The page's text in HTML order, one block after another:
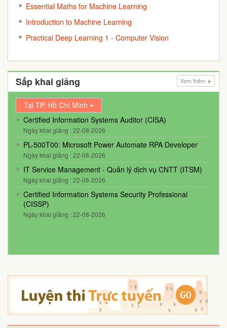
Essential Maths for Machine Learning
Introduction to Machine Learning
Practical Deep Learning 1 - Computer Vision
Sắp khai giảng Xem thêm
Tại TP. Hồ Chí Minh
Certified Information Systems Auditor (CISA)
Ngày khai giảng : 22-08-2026
PL-500T00: Microsoft Power Automate RPA Developer
Ngày khai giảng : 22-08-2026
IT Service Management - Quản lý dịch vụ CNTT (ITSM)
Ngày khai giảng : 22-08-2026
Certified Information Systems Security Professional
(CISSP)
Ngày khai giảng : 22-08-2026